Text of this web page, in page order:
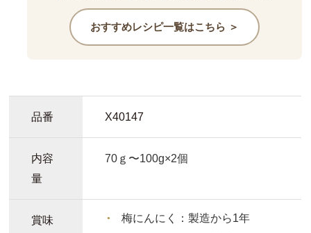
おすすめレシピ一覧はこちら ＞
品番 X40147
内容
量
70ｇ〜100g×2個
賞味
梅にんにく： 製造から1年